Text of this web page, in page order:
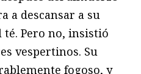
a descansar a su
té. Pero no, insistió
vespertinos. Su
fogoso, y